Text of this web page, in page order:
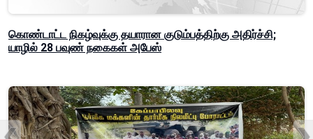
கொண்டாட்ட நிகழ்வுக்கு தயாரான குடும்பத்திற்கு அதிர்ச்சி;
யாழில் 28 பவுண் நகைகள் அபேஸ்